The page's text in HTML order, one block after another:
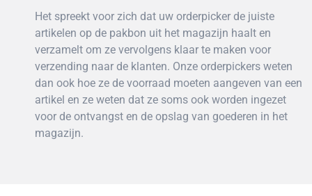
Het spreekt voor zich dat uw orderpicker de juiste
artikelen op de pakbon uit het magazijn haalt en
verzamelt om ze vervolgens klaar te maken voor
verzending naar de klanten. Onze orderpickers weten
dan ook hoe ze de voorraad moeten aangeven van een
artikel en ze weten dat ze soms ook worden ingezet
voor de ontvangst en de opslag van goederen in het
magazijn.